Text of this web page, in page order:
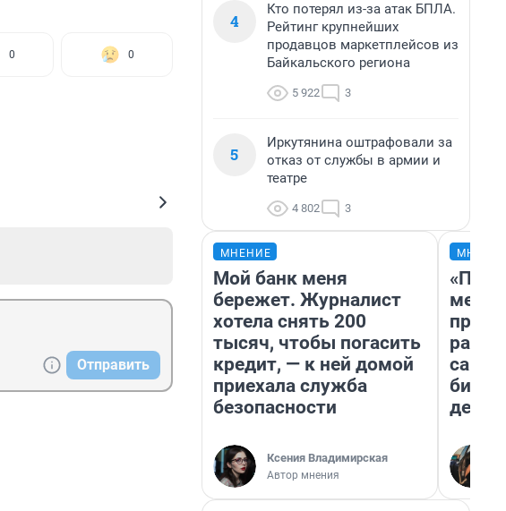
0 0
Отправить
4
Кто потерял из-за атак БПЛА.
Рейтинг крупнейших
продавцов маркетплейсов из
Байкальского региона
5 922 3
5
Иркутянина оштрафовали за
отказ от службы в армии и
театре
4 802 3
МНЕНИЕ
Мой банк меня
бережет. Журналист
хотела снять 200
тысяч, чтобы погасить
кредит, — к ней домой
приехала служба
безопасности
Ксения Владимирская
Автор мнения